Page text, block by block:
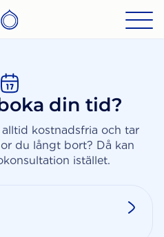
din tid?
kostnadsfria och tar
du långt bort? Då kan
istället.